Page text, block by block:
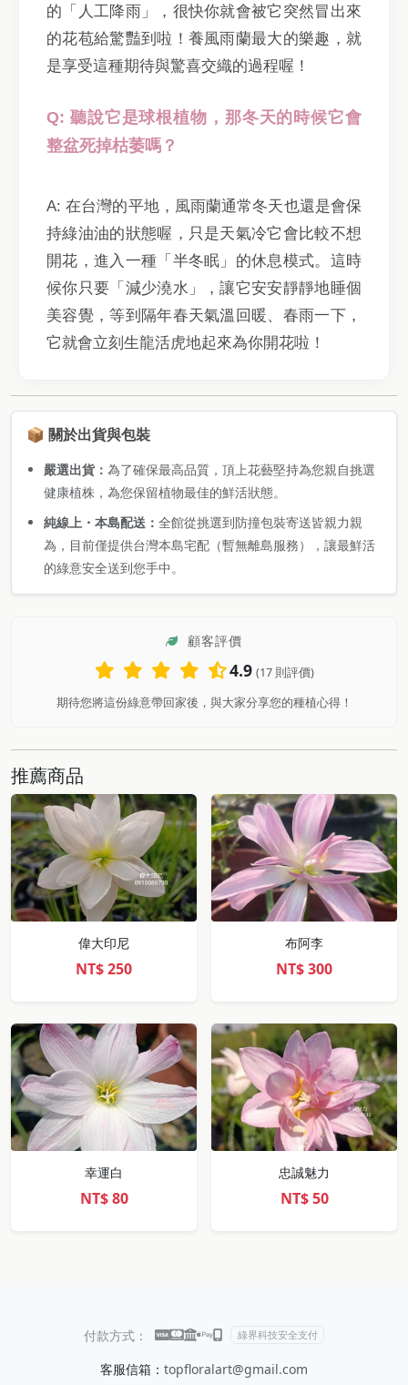
的「人工降雨」，很快你就會被它突然冒出來
的花苞給驚豔到啦！養風雨蘭最大的樂趣，就
是享受這種期待與驚喜交織的過程喔！
Q: 聽說它是球根植物，那冬天的時候它會
整盆死掉枯萎嗎？
A: 在台灣的平地，風雨蘭通常冬天也還是會保
持綠油油的狀態喔，只是天氣冷它會比較不想
開花，進入一種「半冬眠」的休息模式。這時
候你只要「減少澆水」，讓它安安靜靜地睡個
美容覺，等到隔年春天氣溫回暖、春雨一下，
它就會立刻生龍活虎地起來為你開花啦！
📦 關於出貨與包裝
嚴選出貨：為了確保最高品質，頂上花藝堅持為您親自挑選
健康植株，為您保留植物最佳的鮮活狀態。
純線上・本島配送：全館從挑選到防撞包裝寄送皆親力親
為，目前僅提供台灣本島宅配（暫無離島服務），讓最鮮活
的綠意安全送到您手中。
顧客評價
4.9 (17 則評價)
期待您將這份綠意帶回家後，與大家分享您的種植心得！
推薦商品
偉大印尼
NT$250
布阿李
NT$300
幸運白
NT$80
忠誠魅力
NT$50
付款方式： 綠界科技安全支付
客服信箱： topfloralart@gmail.com